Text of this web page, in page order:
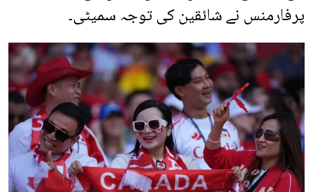
پرفارمنس نے شائقین کی توجہ سمیٹی۔